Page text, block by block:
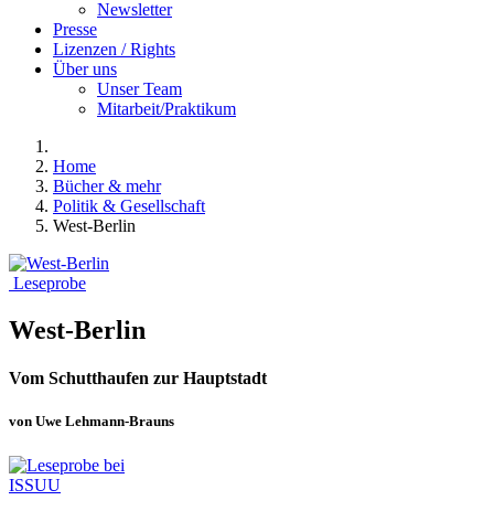
Newsletter
Presse
Lizenzen / Rights
Über uns
Unser Team
Mitarbeit/Praktikum
Home
Bücher & mehr
Politik & Gesellschaft
West-Berlin
Leseprobe
West-Berlin
Vom Schutthaufen zur Hauptstadt
von Uwe Lehmann-Brauns